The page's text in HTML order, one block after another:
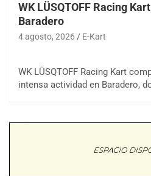
WK LÜSQTOFF Racing
Baradero
4 agosto, 2026 E-Kart
WK LÜSQTOFF Racing Kart
intensa actividad en Baradero,
COBERTURA ESPECIAL DE E-
08/09-AGO